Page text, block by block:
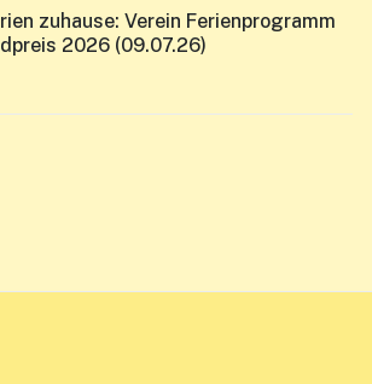
zuhause: Verein Ferienprogramm
erhält den Jugendpreis 2026 (09.07.26)